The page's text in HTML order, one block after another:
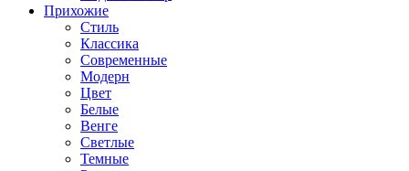
Прихожие
Стиль
Классика
Современные
Модерн
Цвет
Белые
Венге
Светлые
Темные